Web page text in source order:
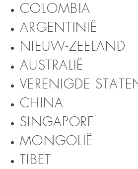
COLOMBIA
ARGENTINIË
NIEUW-ZEELAND
AUSTRALIË
VERENIGDE
CHINA
SINGAPORE
MONGOLIË
TIBET